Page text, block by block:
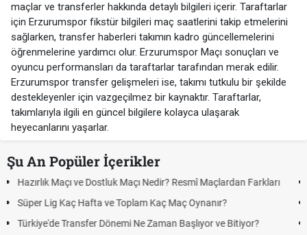
maçlar ve transferler hakkında detaylı bilgileri içerir. Taraftarlar
için Erzurumspor fikstür bilgileri maç saatlerini takip etmelerini
sağlarken, transfer haberleri takımın kadro güncellemelerini
öğrenmelerine yardımcı olur. Erzurumspor Maçı sonuçları ve
oyuncu performansları da taraftarlar tarafından merak edilir.
Erzurumspor transfer gelişmeleri ise, takımı tutkulu bir şekilde
destekleyenler için vazgeçilmez bir kaynaktır. Taraftarlar,
takımlarıyla ilgili en güncel bilgilere kolayca ulaşarak
heyecanlarını yaşarlar.
Şu An Popüler İçerikler
Puan Durumunda AG, OM ve Diğer Kısaltmalar Ne Anlama Gelir?
Skor Ne Demek? Sporda Skor ve Sonuç Kavramları
Futbol Nasıl Oynanır? Temel Futbol Kuralları